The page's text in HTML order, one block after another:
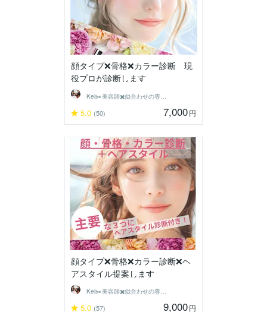
顔タイプ❌骨格❌カラー診断 現
役プロが診断します
5.0 (50) 7,000円
顔タイプ❌骨格❌カラー診断❌ヘ
アスタイル提案します
Kei✂️美容師✖️似合わせの専門家
5.0 (57) 9,000円